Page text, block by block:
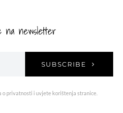
na newsletter
SUBSCRIBE
privatnosti i uvjete korištenja stranice.